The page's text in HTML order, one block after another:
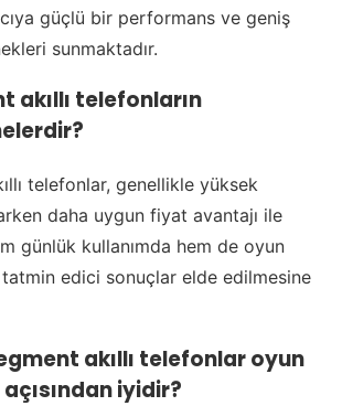
güçlü bir performans ve geniş
sunmaktadır.
akıllı telefonların
telefonlar, genellikle yüksek
daha uygun fiyat avantajı ile
günlük kullanımda hem de oyun
edici sonuçlar elde edilmesine
akıllı telefonlar oyun
iyidir?